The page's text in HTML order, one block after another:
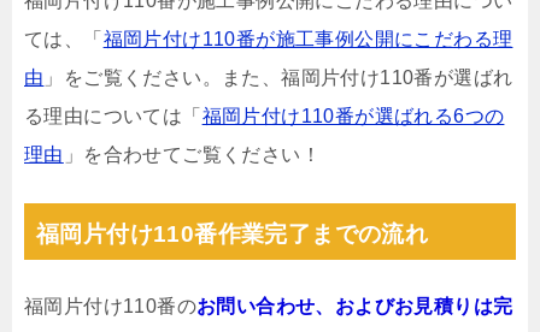
ては、「 福岡片付け110番が施工事例公開にこだわる理
由 」をご覧ください。また、福岡片付け110番が選ばれ
る理由については「 福岡片付け110番が選ばれる6つの
理由 」を合わせてご覧ください！
福岡片付け110番作業完了までの流れ
福岡片付け110番のお問い合わせ、およびお見積りは完